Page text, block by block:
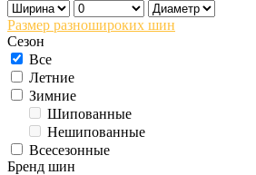
Размер разношироких шин
Сезон
Все
Летние
Зимние
Шипованные
Нешипованные
Всесезонные
Бренд шин